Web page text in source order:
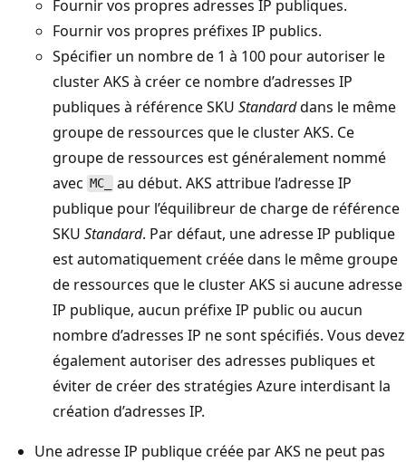
Fournir vos propres adresses IP publiques.
Fournir vos propres préfixes IP publics.
Spécifier un nombre de 1 à 100 pour autoriser le
cluster AKS à créer ce nombre d’adresses IP
publiques à référence SKU Standarddans le même
groupe de ressources que le cluster AKS. Ce
groupe de ressources est généralement nommé
avec MC_
au début. AKS attribue l’adresse IP
publique pour l’équilibreur de charge de référence
SKU Standard. Par défaut, une adresse IP publique
est automatiquement créée dans le même groupe
de ressources que le cluster AKS si aucune adresse
IP publique, aucun préfixe IP public ou aucun
nombre d’adresses IP ne sont spécifiés. Vous devez
également autoriser des adresses publiques et
éviter de créer des stratégies Azure interdisant la
création d’adresses IP.
Une adresse IP publique créée par AKS ne peut pas